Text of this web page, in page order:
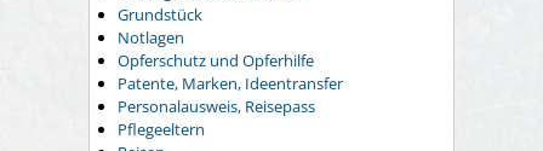
Grundstück
Notlagen
Opferschutz und Opferhilfe
Patente, Marken, Ideentransfer
Personalausweis, Reisepass
Pflegeeltern